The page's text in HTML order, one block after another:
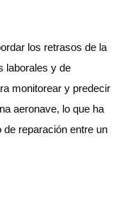
los retrasos de la
laborales y de
monitorear y predecir
aeronave, lo que ha
reparación entre un